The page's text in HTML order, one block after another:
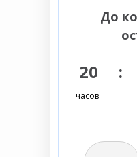
20 :
До
часов